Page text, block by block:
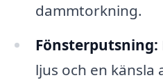
dammtorkning.
Fönsterputsning:
ljus och en känsla